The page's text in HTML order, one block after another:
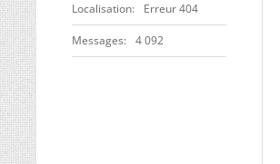
Localisation Erreur 404
Messages 4 092